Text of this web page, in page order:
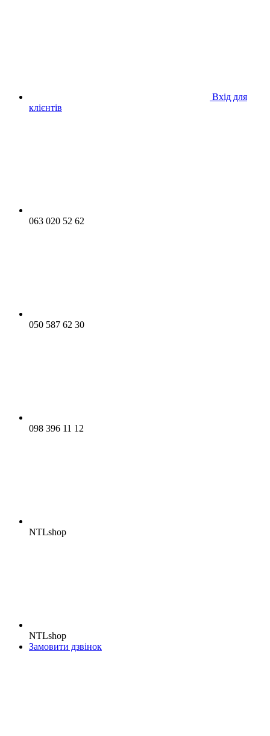
Вхід для
клієнтів
063 020 52 62
050 587 62 30
098 396 11 12
NTLshop
NTLshop
Замовити дзвінок